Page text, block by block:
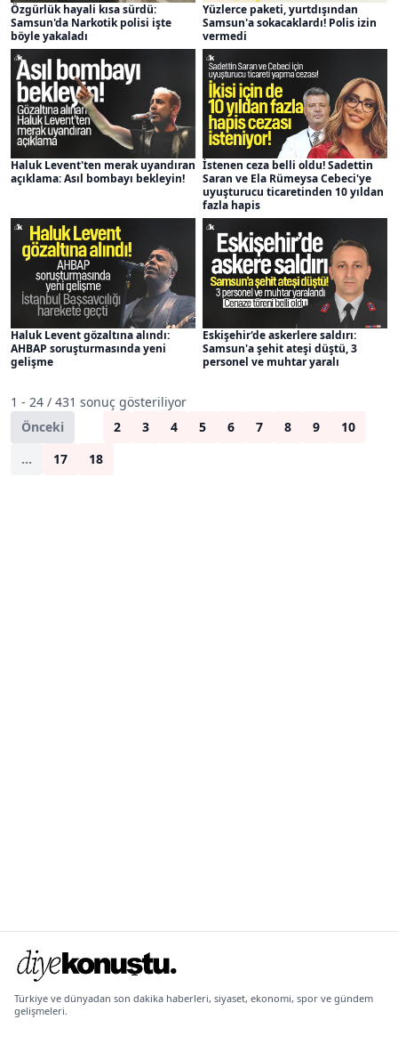
Özgürlük hayali kısa sürdü:
Samsun'da Narkotik polisi işte
böyle yakaladı
Yüzlerce paketi, yurtdışından
Samsun'a sokacaklardı! Polis izin
vermedi
Haluk Levent'ten merak uyandıran
açıklama: Asıl bombayı bekleyin!
İstenen ceza belli oldu! Sadettin
Saran ve Ela Rümeysa Cebeci'ye
uyuşturucu ticaretinden 10 yıldan
fazla hapis
Haluk Levent gözaltına alındı:
AHBAP soruşturmasında yeni
gelişme
Eskişehir'de askerlere saldırı:
Samsun'a şehit ateşi düştü, 3
personel ve muhtar yaralı
1 - 24 / 431 sonuç gösteriliyor
Önceki
2 3 4 5 6 7 8 9
10
...
17 18
Türkiye ve dünyadan son dakika haberleri, siyaset, ekonomi, spor ve gündem
gelişmeleri.